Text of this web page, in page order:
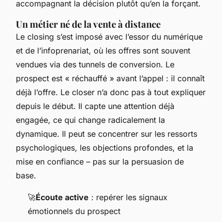
accompagnant la décision plutôt qu’en la forçant.
Un métier né de la vente à distance
Le closing s’est imposé avec l’essor du numérique
et de l’infoprenariat, où les offres sont souvent
vendues via des tunnels de conversion. Le
prospect est « réchauffé » avant l’appel : il connaît
déjà l’offre. Le closer n’a donc pas à tout expliquer
depuis le début. Il capte une attention déjà
engagée, ce qui change radicalement la
dynamique. Il peut se concentrer sur les ressorts
psychologiques, les objections profondes, et la
mise en confiance – pas sur la persuasion de
base.
🚀Écoute active : repérer les signaux
émotionnels du prospect